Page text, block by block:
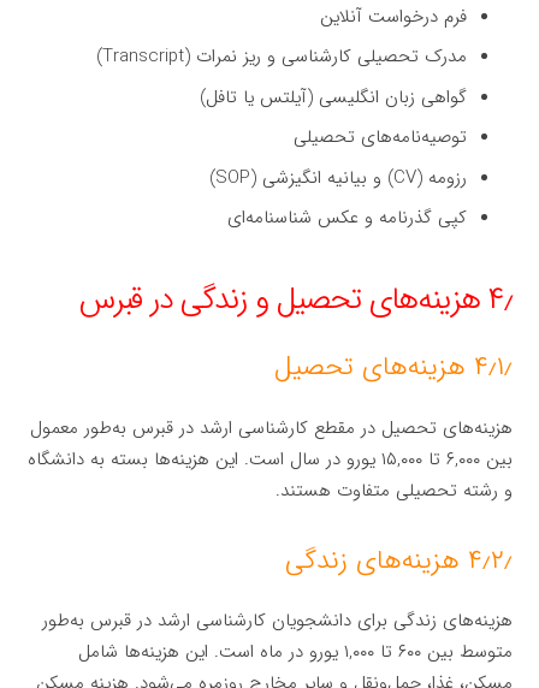
فرم درخواست آنلاین
مدرک تحصیلی کارشناسی و ریز نمرات (Transcript)
گواهی زبان انگلیسی (آیلتس یا تافل)
توصیه‌نامه‌های تحصیلی
رزومه (CV) و بیانیه انگیزشی (SOP)
کپی گذرنامه و عکس شناسنامه‌ای
۴٫ هزینه‌های تحصیل و زندگی در قبرس
۴٫۱٫ هزینه‌های تحصیل
هزینه‌های تحصیل در مقطع کارشناسی ارشد در قبرس به‌طور معمول
بین ۶,۰۰۰ تا ۱۵,۰۰۰ یورو در سال است. این هزینه‌ها بسته به دانشگاه
و رشته تحصیلی متفاوت هستند.
۴٫۲٫ هزینه‌های زندگی
هزینه‌های زندگی برای دانشجویان کارشناسی ارشد در قبرس به‌طور
متوسط بین ۶۰۰ تا ۱,۰۰۰ یورو در ماه است. این هزینه‌ها شامل